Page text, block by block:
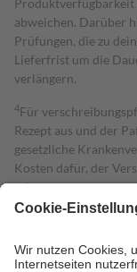
Produktverfügbarkeit
abweichen. Darüber
Prüfungen, die zu
Lieferfrist um die
verlängern.
4Für
Rezept aus und der
gesetzliche
Kosten dafür, der
mit.
Grundsätzlich leisten
höchstens zehn Euro.
Kosten der Leistung